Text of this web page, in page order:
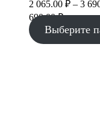
2 065.00 ₽ – 3
690.00 ₽
Выберите